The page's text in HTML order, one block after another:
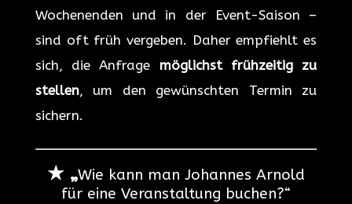
Wochenenden und in der Event-Saison –
sind oft früh vergeben. Daher empfiehlt es
sich, die Anfrage möglichst frühzeitig zu
stellen, um den gewünschten Termin zu
sichern.
★ „Wie kann man Johannes Arnold
für eine Veranstaltung buchen?“